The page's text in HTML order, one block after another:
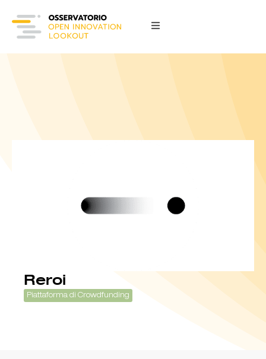
Reroi
Piattaforma di Crowdfunding